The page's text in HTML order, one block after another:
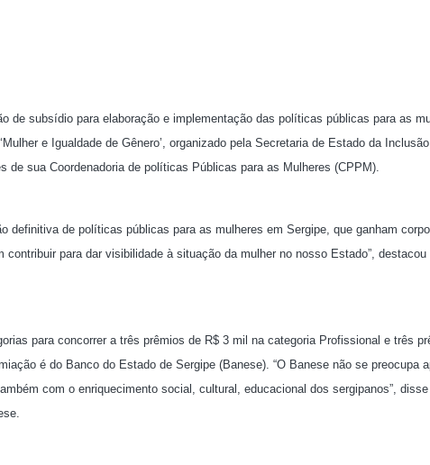
de subsídio para elaboração e implementação das políticas públicas para as
e Igualdade de Gênero’, organizado pela Secretaria de Estado da
sua Coordenadoria de políticas Públicas para as Mulheres (CPPM).
definitiva de políticas públicas para as mulheres em Sergipe, que ganham
para dar visibilidade à situação da mulher no nosso Estado”, destacou
para concorrer a três prêmios de R$ 3 mil na categoria Profissional e três
é do Banco do Estado de Sergipe (Banese). “O Banese não se preocupa
com o enriquecimento social, cultural, educacional dos sergipanos”,